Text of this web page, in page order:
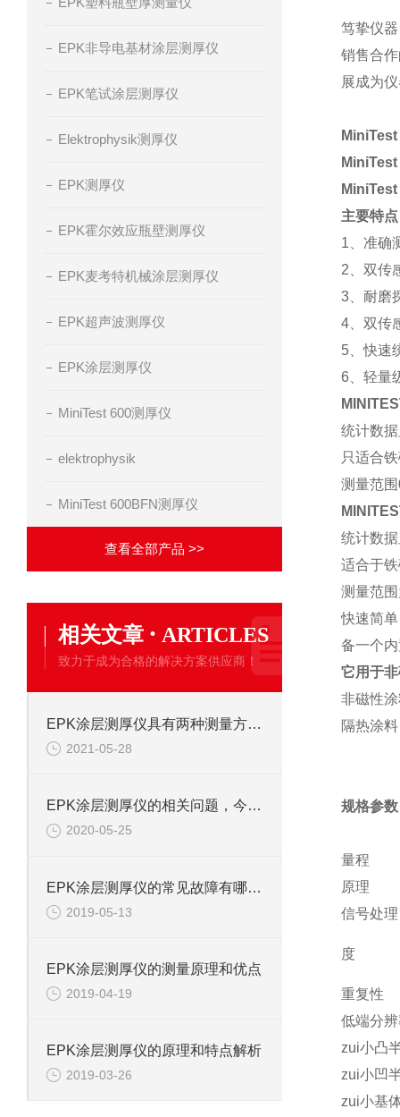
EPK非导电基材涂层测厚仪
EPK笔试涂层测厚仪
Elektrophysik测厚仪
EPK测厚仪
EPK霍尔效应瓶壁测厚仪
EPK麦考特机械涂层测厚仪
EPK超声波测厚仪
EPK涂层测厚仪
MiniTest 600测厚仪
elektrophysik
MiniTest 600BFN测厚仪
查看全部产品 >>
相关文章 · ARTICLES
致力于成为合格的解决方案供应商！
EPK涂层测厚仪具有两种测量方式你知道吗？
2021-05-28
EPK涂层测厚仪的相关问题，今日为你一一解答！
2020-05-25
EPK涂层测厚仪的常见故障有哪些？
2019-05-13
EPK涂层测厚仪的测量原理和优点
2019-04-19
EPK涂层测厚仪的原理和特点解析
2019-03-26
笃挚仪
销售合
展成为
主要特
1、准确
2、双传
3、耐磨
4、双传
5、快速
6、轻量
统计数
只适合
测量范
统计数
适合于
测量范
快速简
备一个
它用于
非磁性
隔热涂
规格参
量程
原理
信号处理
度
重复性
低端分
zui小凸
zui小凹
zui小基